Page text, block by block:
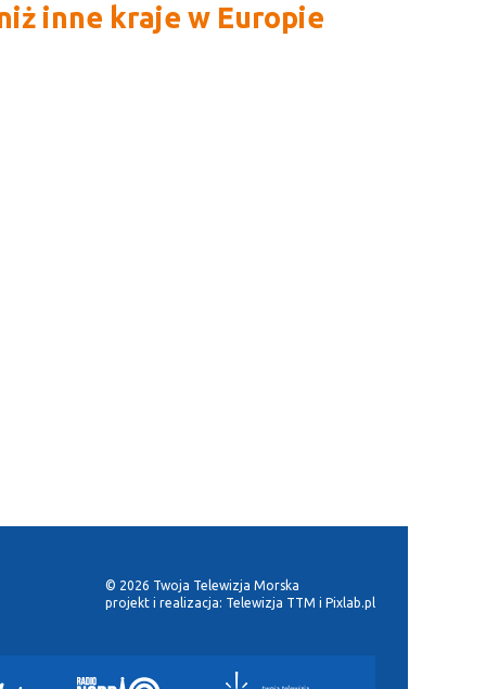
inne kraje w Europie
© 2026 Twoja Telewizja Morska
projekt i realizacja: Telewizja TTM i Pixlab.pl